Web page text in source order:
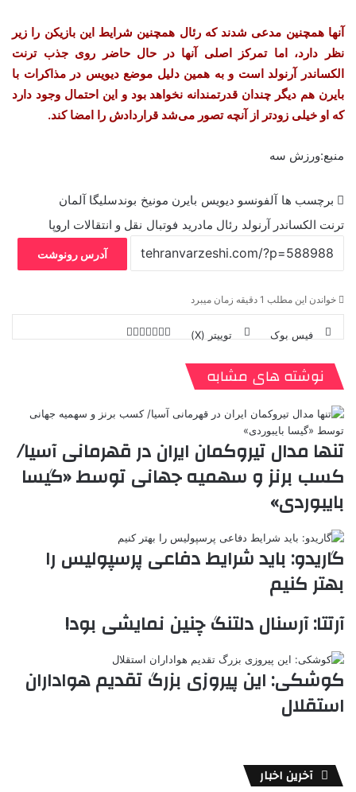
آنها همچنین مدعی شدند که رئال همچنین شرایط این بازیکن را زیر
نظر دارد، اما تمرکز اصلی آنها در حال حاضر روی جذب ترنت
الکساندر آرنولد است و به همین دلیل موضع دیویس در مذاکرات با
بایرن هم دیگر چندان قدرتمندانه نخواهد بود و این احتمال وجود دارد
که او خیلی زودتر از آنچه تصور می‌شد قراردادش را امضا کند.
منبع:ورزش سه
برچسب ها آلفونسو دیویس بایرن مونیخ بوندسلیگا آلمان
ترنت الکساندر آرنولد رئال مادرید فوتبال نقل و انتقالات اروپا
آدرس رونوشت
خواندن این مطلب 1 دقیقه زمان میبرد
فیس بوک توییتر (X)
یلر
ت
ت
t
k
t
e
ا
ه
نوشته های مشابه
تنها مدال تیروکمان ایران در قهرمانی آسیا/
کسب برنز و سهمیه جهانی توسط «گیسا
بایبوردی»
گاریدو: باید شرایط دفاعی پرسپولیس را
بهتر کنیم
آرتتا: آرسنال دلتنگ چنین نمایشی بود!
کوشکی: این پیروزی بزرگ تقدیم هواداران
استقلال
آخرین اخبار